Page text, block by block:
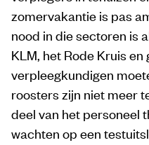
zomervakantie is pas
nood in die sectoren is
KLM, het Rode Kruis
verpleegkundigen
roosters zijn niet meer
deel van het personeel
wachten op een